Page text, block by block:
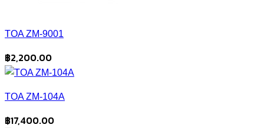
TOA ZM-9001
฿2,200.00
TOA ZM-104A
฿17,400.00